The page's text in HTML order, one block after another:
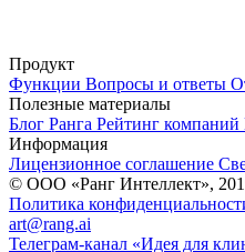
Продукт
Функции Вопросы и ответы
Полезные материалы
Блог Ранга Рейтинг компаний
Информация
Лицензионное соглашение
© ООО «Ранг Интеллект»,
Политика
art@rang.ai
Телеграм-канал «Идея для